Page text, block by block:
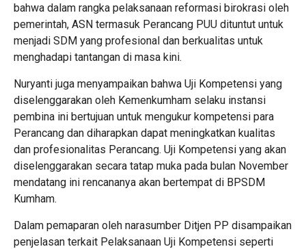
bahwa dalam rangka pelaksanaan reformasi birokrasi oleh
pemerintah, ASN termasuk Perancang PUU dituntut untuk
menjadi SDM yang profesional dan berkualitas untuk
menghadapi tantangan di masa kini.
Nuryanti juga menyampaikan bahwa Uji Kompetensi yang
diselenggarakan oleh Kemenkumham selaku instansi
pembina ini bertujuan untuk mengukur kompetensi para
Perancang dan diharapkan dapat meningkatkan kualitas
dan profesionalitas Perancang. Uji Kompetensi yang akan
diselenggarakan secara tatap muka pada bulan November
mendatang ini rencananya akan bertempat di BPSDM
Kumham.
Dalam pemaparan oleh narasumber Ditjen PP disampaikan
penjelasan terkait Pelaksanaan Uji Kompetensi seperti